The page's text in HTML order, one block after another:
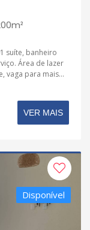
suíte, banheiro
Área de lazer
vaga para mais...
VER MAIS
Disponível